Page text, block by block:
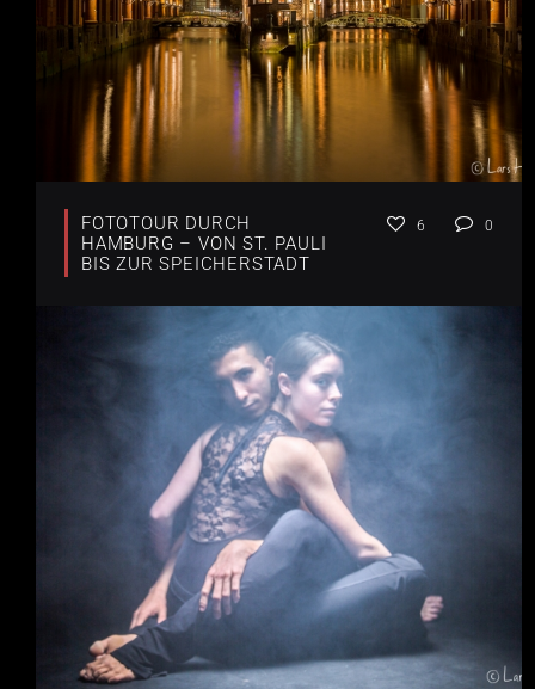
FOTOTOUR DURCH
HAMBURG – VON ST. PAULI
BIS ZUR SPEICHERSTADT
6 0